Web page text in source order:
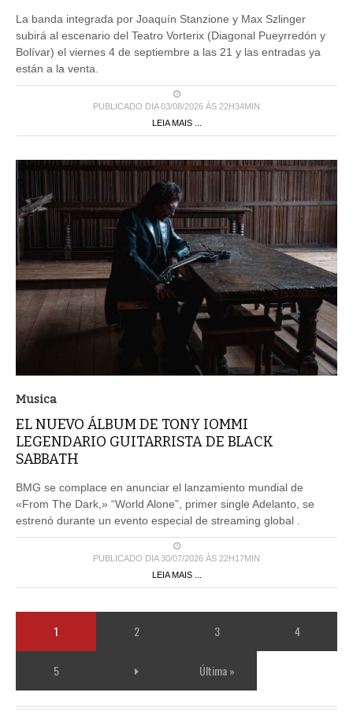
La banda integrada por Joaquín Stanzione y Max Szlinger
subirá al escenario del Teatro Vorterix (Diagonal Pueyrredón y
Bolívar) el viernes 4 de septiembre a las 21 y las entradas ya
están a la venta.
PUBLICADO DIA 03/08/2026 ÀS 22H34MIN
LEIA MAIS ...
Musica
EL NUEVO ÁLBUM DE TONY IOMMI
LEGENDARIO GUITARRISTA DE BLACK
SABBATH
BMG se complace en anunciar el lanzamiento mundial de
«From The Dark,» “World Alone”, primer single Adelanto, se
estrenó durante un evento especial de streaming global .
PUBLICADO DIA 30/07/2026 ÀS 22H17MIN
LEIA MAIS ...
1 2 3 4
5 Última »